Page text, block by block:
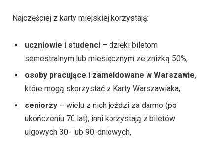
Najczęściej z karty miejskiej korzystają:
uczniowie i studenci – dzięki biletom
semestralnym lub miesięcznym ze zniżką 50%,
osoby pracujące i zameldowane w Warszawie,
które mogą skorzystać z Karty Warszawiaka,
seniorzy – wielu z nich jeździ za darmo (po
ukończeniu 70 lat), inni korzystają z biletów
ulgowych 30- lub 90-dniowych,